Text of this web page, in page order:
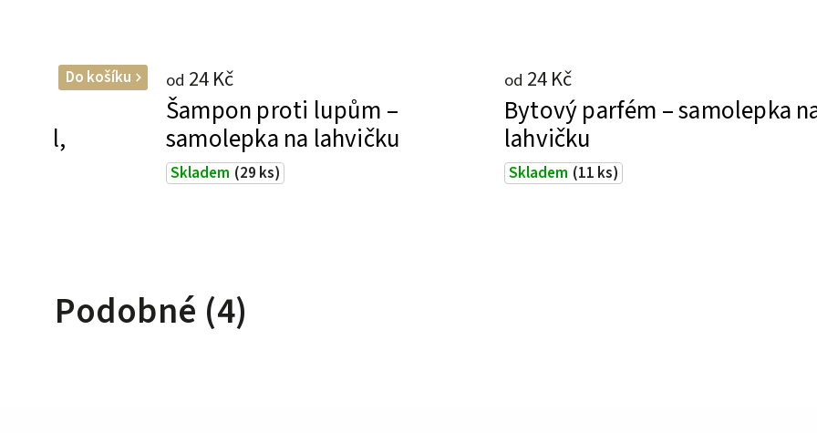
ml,
Do košíku
Šampon proti lupům –
samolepka na lahvičku
Skladem (29 ks)
od 24 Kč
Bytový parfém – samolepka
lahvičku
Skladem (11 ks)
od 24 Kč
Podobné (4)